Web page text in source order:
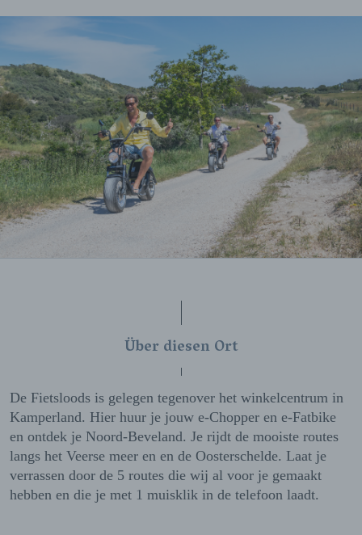
Über diesen Ort
De Fietsloods is gelegen tegenover het winkelcentrum in
Kamperland. Hier huur je jouw e-Chopper en e-Fatbike
en ontdek je Noord-Beveland. Je rijdt de mooiste routes
langs het Veerse meer en en de Oosterschelde. Laat je
verrassen door de 5 routes die wij al voor je gemaakt
hebben en die je met 1 muisklik in de telefoon laadt.